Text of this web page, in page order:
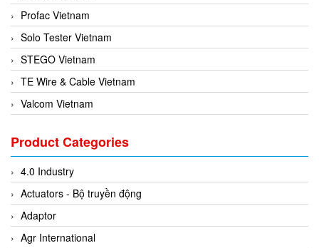
Profac Vietnam
Solo Tester Vietnam
STEGO Vietnam
TE Wire & Cable Vietnam
Valcom Vietnam
3CTEST Vietnam
4B VietNam Vietnam
ABB Vietnam
AC Infinity Vietnam
AC&E Telecommunications
Product Categories
4.0 Industry
Actuators - Bộ truyền động
Adaptor
Agr International